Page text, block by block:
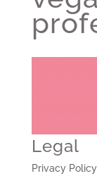
Legal
Privacy Policy